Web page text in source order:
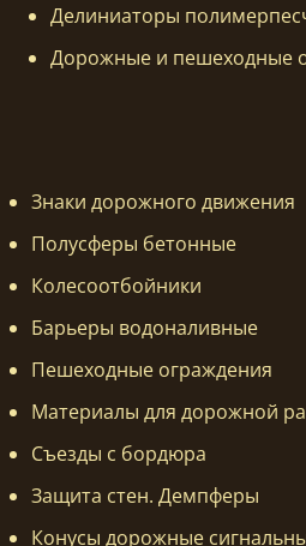
Делиниаторы
Дорожные и пешеходные
Знаки дорожного движения
Полусферы бетонные
Колесоотбойники
Барьеры водоналивные
Пешеходные ограждения
Материалы для дорожной
Съезды с бордюра
Защита стен. Демпферы
Конусы дорожные